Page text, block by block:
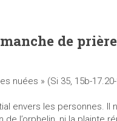
de
nuées » (Si 35, 15b-
envers les personnes. Il